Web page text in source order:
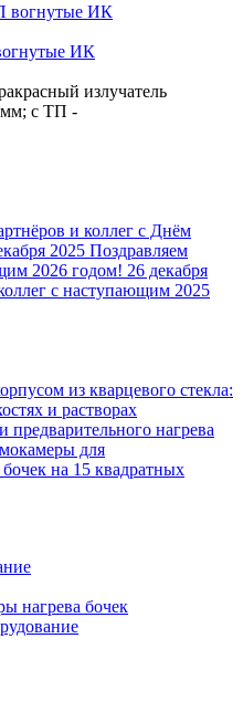
ИК
излучатель
мм; с ТП -
и коллег с Днём
2025 Поздравляем
2026 годом! 26 декабря
с наступающим 2025
из кварцевого стекла:
и растворах
нагрева
для
на 15 квадратных
нагрева бочек